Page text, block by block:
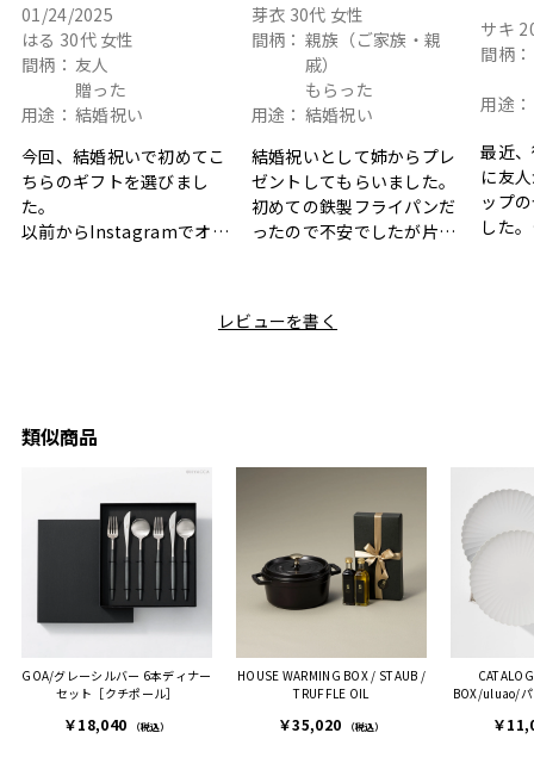
01/24/2025
はる 30代 女性
間柄： 友人
贈った
用途： 結婚祝い
今回、結婚祝いで初めてこ
ちらのギフトを選びまし
た。
以前からInstagramでオシ
と大好きなカレーのセット
ちらも大変気に入ったと写
った時は、HYACCAギフト
を選んでよかったし他の友
人にもお勧めしたいと感じ
また、こちら不注意でメー
ルアドレスを誤って入力し
登録してログインできなく
困った際にも、迅速に回答
連絡があり大変助かりまし
芽衣 30代 女性
間柄： 親族（ご家族・親
戚）
もらった
用途： 結婚祝い
結婚祝いとして姉からプレ
ゼントしてもらいました。
初めての鉄製フライパンだ
ったので不安でしたが片手
利です。洗い物も減って一
サキ
間柄：
用途：
最近
に友
ップ
した。
す。
レビューを書く
類似商品
GOA/グレーシルバー 6本ディナー
セット［クチポール］
￥18,040 （税込）
HOUSE WARMING BOX / STAUB /
TRUFFLE OIL
￥35,020 （税込）
BOX/uluao/
￥